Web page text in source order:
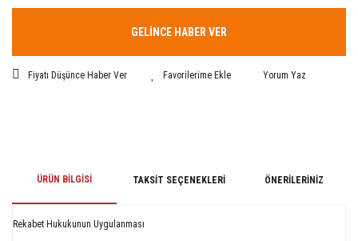
GELİNCE HABER VER
Fiyatı Düşünce Haber Ver Yorum Yaz
ÜRÜN BILGISI TAKSIT SEÇENEKLERI ÖNERILERINIZ
Rekabet Hukukunun Uygulanması